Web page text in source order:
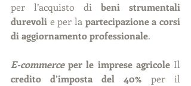
per l’acquisto di beni strumentali
durevoli e per la partecipazione a corsi
di aggiornamento professionale.
E-commerce per le imprese agricole
credito d’imposta del 40% per il